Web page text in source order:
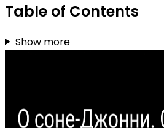
Table of Contents
Show more